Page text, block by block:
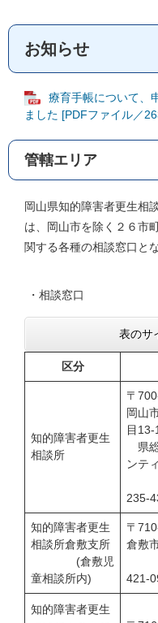
お知らせ
療育手帳について、
ました [PDFファイル／
管轄エリア
岡山県知的障害者更生相
は、岡山市を除く２６市
関する各種の相談窓口と
・相談窓口
表のサ
区分
知的障害者更生
相談所
〒
岡山
目13-
県
ンテ
235-
知的障害者更生
相談所倉敷支所
(倉敷児
童相談所内)
〒
倉敷
421-
知的障害者更生